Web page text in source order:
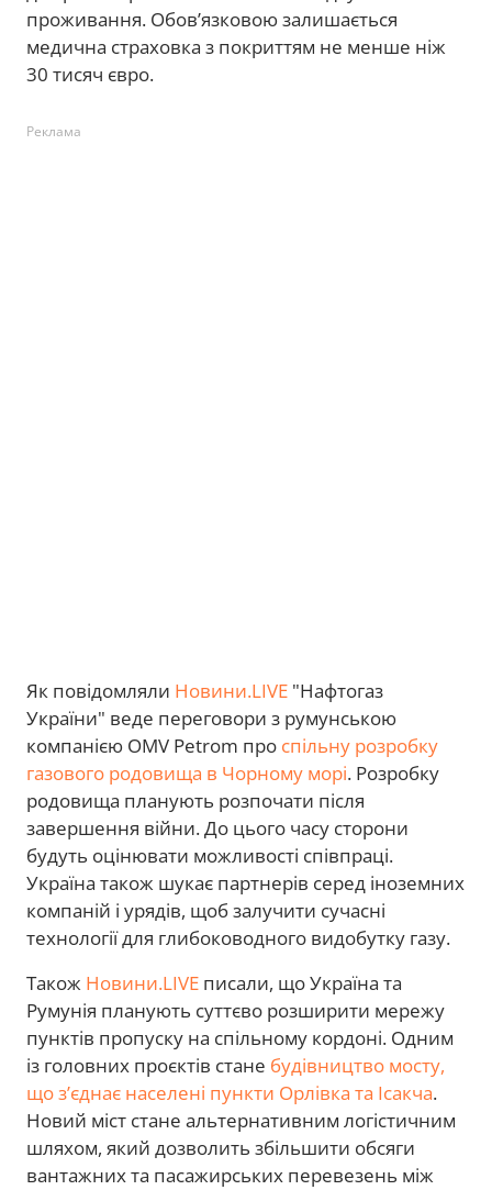
проживання. Обов’язковою залишається
медична страховка з покриттям не менше ніж
30 тисяч євро.
Реклама
Як повідомляли Новини.LIVE "Нафтогаз
України" веде переговори з румунською
компанією OMV Petrom про спільну розробку
газового родовища в Чорному морі. Розробку
родовища планують розпочати після
завершення війни. До цього часу сторони
будуть оцінювати можливості співпраці.
Україна також шукає партнерів серед іноземних
компаній і урядів, щоб залучити сучасні
технології для глибоководного видобутку газу.
Також Новини.LIVE писали, що Україна та
Румунія планують суттєво розширити мережу
пунктів пропуску на спільному кордоні. Одним
із головних проєктів стане будівництво мосту,
що з’єднає населені пункти Орлівка та Ісакча.
Новий міст стане альтернативним логістичним
шляхом, який дозволить збільшити обсяги
вантажних та пасажирських перевезень між